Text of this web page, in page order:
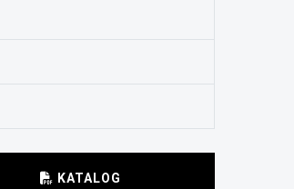
KATALOG